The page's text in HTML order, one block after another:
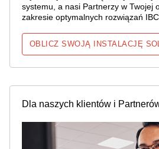
systemu, a nasi Partnerzy w Twojej
zakresie optymalnych rozwiązań IBC
OBLICZ SWOJĄ INSTALACJĘ
Dla naszych klientów i